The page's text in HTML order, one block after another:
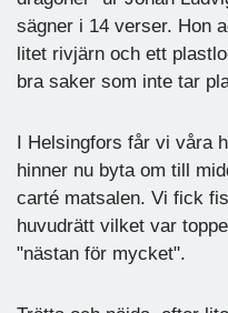
sägner i 14 verser. Hon
litet rivjärn och ett
bra saker som inte tar
I Helsingfors får vi våra
hinner nu byta om till
carté matsalen. Vi fick
huvudrätt vilket var
"nästan för mycket".